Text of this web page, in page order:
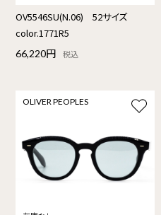
OV5546SU(N.06) 52サイズ
color.1771R5
66,220円 税込
OLIVER PEOPLES